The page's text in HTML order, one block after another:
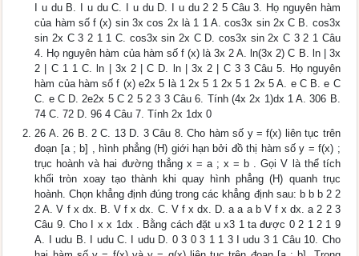
I u du B. I u du C. I u du D. I u du 2 2 5 Câu 3. Họ nguyên hàm
của hàm số f (x) sin 3x cos 2x là 1 1 A. cos3x sin 2x C B. cos3x
sin 2x C 3 2 1 1 C. cos3x sin 2x C D. cos3x sin 2x C 3 2 1 Câu
4. Họ nguyên hàm của hàm số f (x) là 3x 2 A. ln(3x 2) C B. ln | 3x
2 | C 1 1 C. ln | 3x 2 | C D. ln | 3x 2 | C 3 3 Câu 5. Họ nguyên
hàm của hàm số f (x) e2x 5 là 1 2x 5 1 2x 5 1 2x 5 A. e C B. e C
C. e C D. 2e2x 5 C 2 5 2 3 3 Câu 6. Tính (4x 2x 1)dx 1 A. 306 B.
74 C. 72 D. 96 4 Câu 7. Tính 2x 1dx 0
26 A. 26 B. 2 C. 13 D. 3 Câu 8. Cho hàm số y = f(x) liên tục trên
đoạn [a ; b] , hình phẳng (H) giới hạn bởi đồ thị hàm số y = f(x) ;
trục hoành và hai đường thẳng x = a ; x = b . Gọi V là thể tích
khối tròn xoay tạo thành khi quay hình phẳng (H) quanh trục
hoành. Chọn khẳng định đúng trong các khẳng định sau: b b b 2 2
2 A. V f x dx. B. V f x dx. C. V f x dx. D. a a a b V f x dx. a 2 2 3
Câu 9. Cho I x x 1dx . Bằng cách đặt u x3 1 ta được 0 2 1 2 1 9
A. I udu B. I udu C. I udu D. 0 3 0 3 1 1 3 I udu 3 1 Câu 10. Cho